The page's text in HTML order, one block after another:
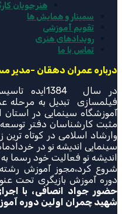
هنرجویان
سمینار و همایش ها
تقویم آموزشی
رویدادهای هنری
تماس با ما
درباره عمران دهقان -مدیر
در سال
فیلمسازی تبدیل به
آموزشگاه سینمایی در استان
مثبت کارشناسان دفتر
وارشاد اسلامی در کوتاه
اندیشه نو فعالیت خود رسما
دوره آموزش بازیگری تحت
حضور جواد انصافی، با
شهید چمران اولین دوره